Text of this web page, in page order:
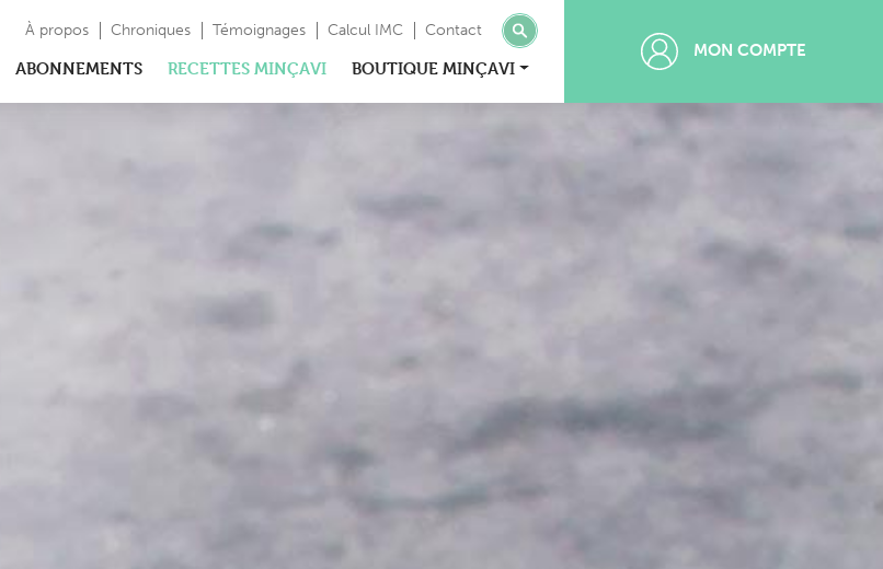
À propos Chroniques Témoignages Calcul IMC Contact
ABONNEMENTS RECETTES MINÇAVI BOUTIQUE MINÇAVI
MON COMPTE